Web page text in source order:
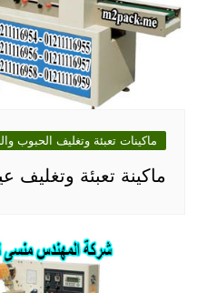
ماكينات تعبئة وتغليف الحبوب
ماكينة تعبئة